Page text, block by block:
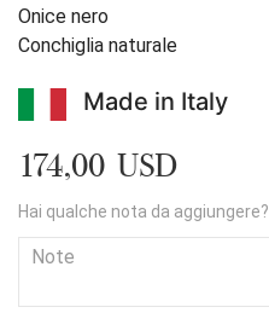
Onice nero
Conchiglia naturale
Made in Italy
174,00 USD
Hai qualche nota da aggiungere?